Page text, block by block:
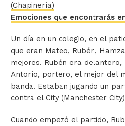
(Chapinería)
Emociones que encontrarás
Un día en un colegio, en el
que eran Mateo, Rubén,
mejores. Rubén era delantero,
Antonio, portero, el mejor del
banda. Estaban jugando un
contra el City (Manchester
Cuando empezó el partido,